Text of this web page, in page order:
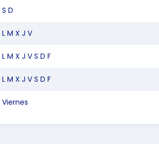
S D
L M X J V
L M X J V S D F
L M X J V S D F
Viernes